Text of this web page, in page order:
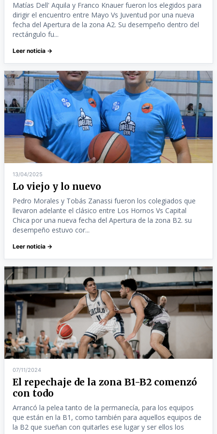
Matías Dell' Aquila y Franco Knauer fueron los elegidos para
dirigir el encuentro entre Mayo Vs Juventud por una nueva
fecha del Apertura de la zona A2. Su desempeño dentro del
rectángulo fu...
Leer noticia →
13/04/2025
Lo viejo y lo nuevo
Pedro Morales y Tobás Zanassi fueron los colegiados que
llevaron adelante el clásico entre Los Hornos Vs Capital
Chica por una nueva fecha del Apertura de la zona B2. su
desempeño estuvo cor...
Leer noticia →
07/11/2024
El repechaje de la zona B1-B2 comenzó
con todo
Arrancó la pelea tanto de la permanecía, para los equipos
que están en la B1, como también para aquellos equipos de
la B2 que sueñan con quitarles ese lugar y ser ellos los